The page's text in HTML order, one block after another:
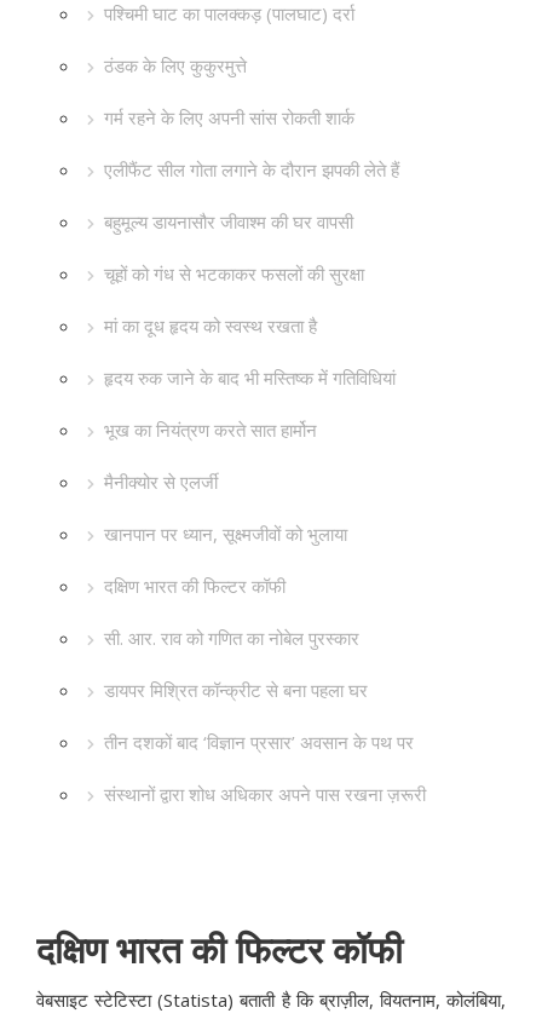
पश्चिमी घाट का पालक्कड़ (पालघाट) दर्रा
ठंडक के लिए कुकुरमुत्ते
गर्म रहने के लिए अपनी सांस रोकती शार्क
एलीफैंट सील गोता लगाने के दौरान झपकी लेते हैं
बहुमूल्य डायनासौर जीवाश्म की घर वापसी
चूहों को गंध से भटकाकर फसलों की सुरक्षा
मां का दूध हृदय को स्वस्थ रखता है
हृदय रुक जाने के बाद भी मस्तिष्क में गतिविधियां
भूख का नियंत्रण करते सात हार्मोन
मैनीक्योर से एलर्जी
खानपान पर ध्यान, सूक्ष्मजीवों को भुलाया
दक्षिण भारत की फिल्टर कॉफी
सी. आर. राव को गणित का नोबेल पुरस्कार
डायपर मिश्रित कॉन्क्रीट से बना पहला घर
तीन दशकों बाद ‘विज्ञान प्रसार’ अवसान के पथ पर
संस्थानों द्वारा शोध अधिकार अपने पास रखना ज़रूरी
दक्षिण भारत की फिल्टर कॉफी
वेबसाइट स्टेटिस्टा (Statista) बताती है कि ब्राज़ील, वियतनाम, कोलंबिया,